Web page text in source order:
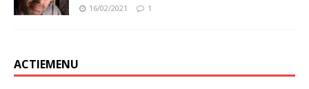
16/02/2021 1
ACTIEMENU